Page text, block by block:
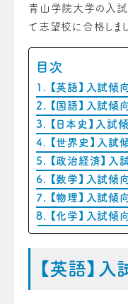
青山学院大学の入
て志望校に合格しまし
目次
【英語】入試傾
【国語】入試傾
【日本史】入試
【世界史】入試
【政治経済】入
【数学】入試傾
【物理】入試傾
【化学】入試傾
【英語】